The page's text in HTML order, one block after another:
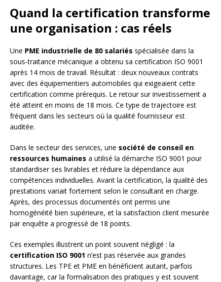
Quand la certification transforme
une organisation : cas réels
Une PME industrielle de 80 salariés spécialisée dans la
sous-traitance mécanique a obtenu sa certification ISO 9001
après 14 mois de travail. Résultat : deux nouveaux contrats
avec des équipementiers automobiles qui exigeaient cette
certification comme prérequis. Le retour sur investissement a
été atteint en moins de 18 mois. Ce type de trajectoire est
fréquent dans les secteurs où la qualité fournisseur est
auditée.
Dans le secteur des services, une société de conseil en
ressources humaines a utilisé la démarche ISO 9001 pour
standardiser ses livrables et réduire la dépendance aux
compétences individuelles. Avant la certification, la qualité des
prestations variait fortement selon le consultant en charge.
Après, des processus documentés ont permis une
homogénéité bien supérieure, et la satisfaction client mesurée
par enquête a progressé de 18 points.
Ces exemples illustrent un point souvent négligé : la
certification ISO 9001 n’est pas réservée aux grandes
structures. Les TPE et PME en bénéficient autant, parfois
davantage, car la formalisation des pratiques y est souvent